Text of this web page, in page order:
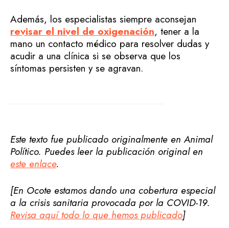
Además, los especialistas siempre aconsejan
revisar el nivel de oxigenación, tener a la
mano un contacto médico para resolver dudas y
acudir a una clínica si se observa que los
síntomas persisten y se agravan.
Este texto fue publicado originalmente en Animal
Político. Puedes leer la publicación original en
este enlace.
[En Ocote estamos dando una cobertura especial
a la crisis sanitaria provocada por la COVID-19.
Revisa aquí todo lo que hemos publicado]